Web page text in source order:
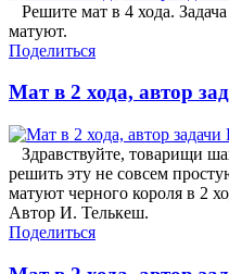
Решите мат в 4 хода.
матуют.
Поделиться
Мат в 2 хода, автор
Здравствуйте, товарищи
решить эту не совсем
матуют черного короля в 2
Автор И. Телькеш.
Поделиться